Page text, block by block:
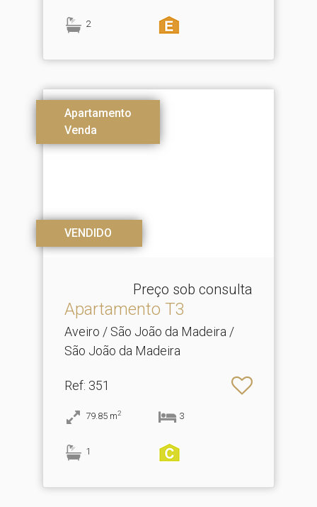
2
Apartamento
Venda
VENDIDO
Preço sob consulta
Apartamento T3
Aveiro / São João da Madeira /
São João da Madeira
Ref: 351
79.85 m2 3
1